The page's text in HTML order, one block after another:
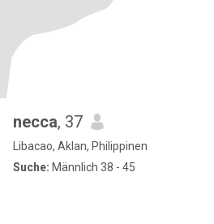
necca, 37
Libacao, Aklan, Philippinen
Suche: Männlich 38 - 45